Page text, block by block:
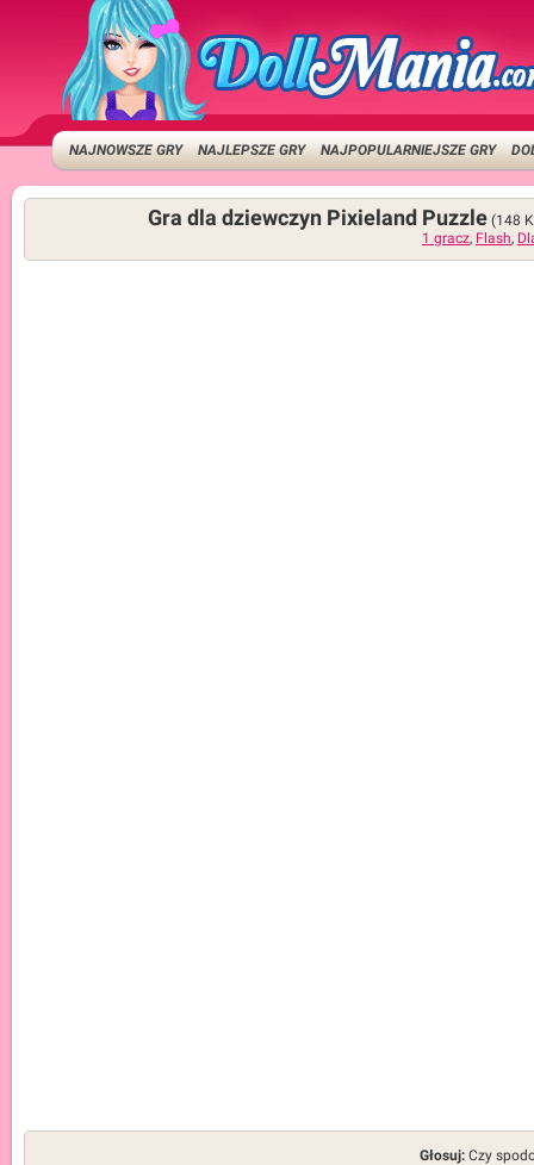
NAJNOWSZE GRY NAJLEPSZE GRY NAJPOPULARNIEJSZE GRY
Gra dla dziewczyn Pixieland Puzzle (148
1 gracz, Flash,
Głosuj: Czy